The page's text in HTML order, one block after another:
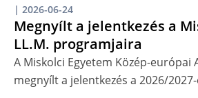
| 2026-06-24
Megnyílt a jelentkezés a
LL.M. programjaira
A Miskolci Egyetem Közép-
megnyílt a jelentkezés a 2026/